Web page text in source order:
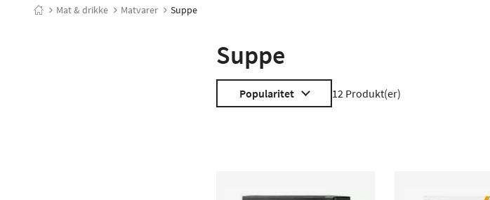
Mat & drikke Matvarer Suppe
Suppe
Popularitet 12 Produkt(er)